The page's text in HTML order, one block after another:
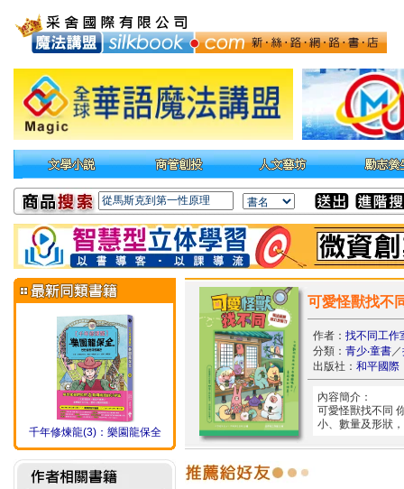
千年修煉龍(3)：樂園龍保全
可愛怪獸找不
作者： 找不同工作
分類： 青少‧童書／
出版社： 和平國際
內容簡介：
可愛怪獸找不同
小、數量及形狀